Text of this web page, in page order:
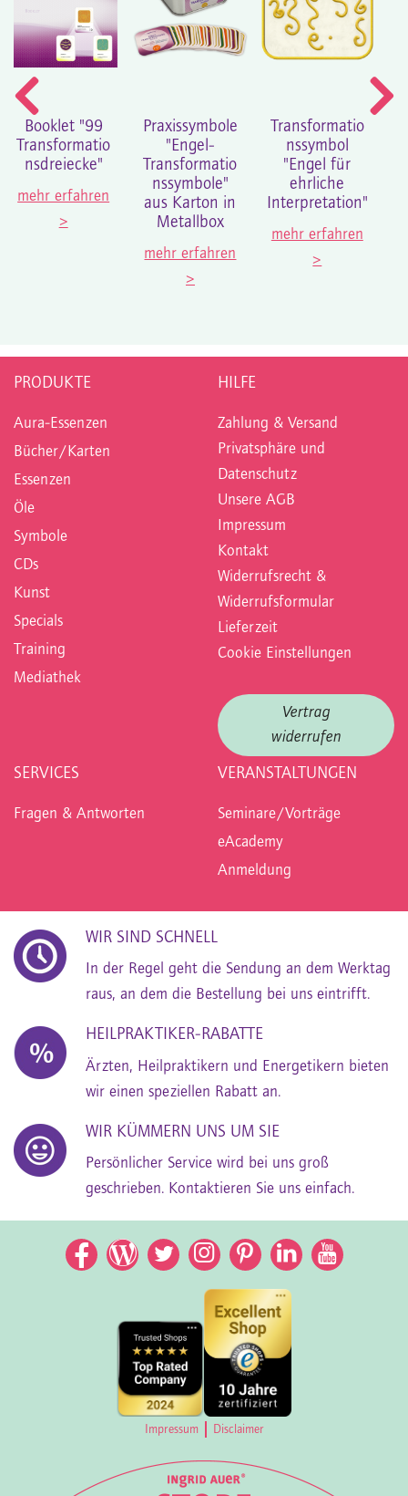
Booklet "99
Transformatio
nsdreiecke"
mehr erfahren
>
Praxissymbole
"Engel-
Transformatio
nssymbole"
aus Karton in
Metallbox
mehr erfahren
>
Transformatio
nssymbol
"Engel für
ehrliche
Interpretation"
mehr erfahren
>
PRODUKTE
Aura-Essenzen
Bücher/Karten
Essenzen
Öle
Symbole
CDs
Kunst
Specials
Training
Mediathek
HILFE
Zahlung & Versand
Privatsphäre und
Datenschutz
Unsere AGB
Impressum
Kontakt
Widerrufsrecht &
Widerrufsformular
Lieferzeit
Cookie Einstellungen
Vertrag
widerrufen
SERVICES
Fragen & Antworten
VERANSTALTUNGEN
Seminare/Vorträge
eAcademy
Anmeldung
WIR SIND SCHNELL
In der Regel geht die Sendung an dem Werktag
raus, an dem die Bestellung bei uns eintrifft.
HEILPRAKTIKER-RABATTE
Ärzten, Heilpraktikern und Energetikern bieten
wir einen speziellen Rabatt an.
WIR KÜMMERN UNS UM SIE
Persönlicher Service wird bei uns groß
geschrieben. Kontaktieren Sie uns einfach.
Facebook
Facebook
TwitterInstagram
Pinterest
LinkedIn
Impressum Disclaimer